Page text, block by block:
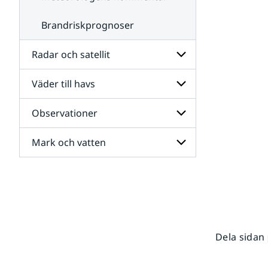
Brandriskprognoser
Radar och satellit
Undersidor
för
Radar
och
satellit
Väder till havs
Undersidor
för
Väder
till
havs
Observationer
Undersidor
för
Mark och vatten
Dela sidan